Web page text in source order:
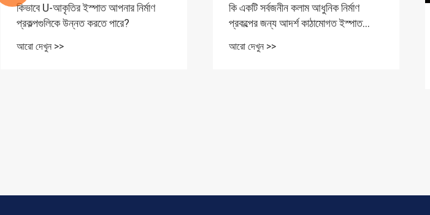
কিভাবে U-আকৃতির ইস্পাত আপনার নির্মাণ
প্রকল্পগুলিকে উন্নত করতে পারে?
আরো দেখুন >>
কি একটি সর্বজনীন কলাম আধুনিক নির্মাণ
প্রকল্পের জন্য আদর্শ কাঠামোগত ইস্পাত
আরো দেখুন >>